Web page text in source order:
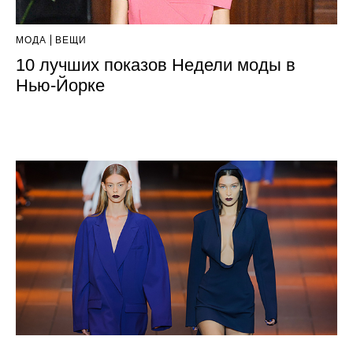
МОДА ВЕЩИ
10 лучших показов Недели моды в
Нью-Йорке